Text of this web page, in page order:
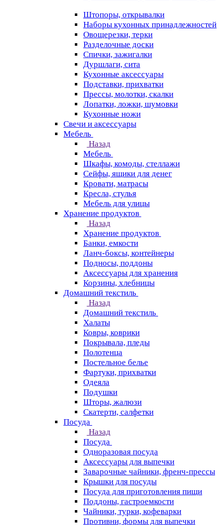
Штопоры, открывалки
Наборы кухонных принадлежностей
Овощерезки, терки
Разделочные доски
Спички, зажигалки
Дуршлаги, сита
Кухонные аксессуары
Подставки, прихватки
Прессы, молотки, скалки
Лопатки, ложки, шумовки
Кухонные ножи
Свечи и аксессуары
Мебель
Назад
Мебель
Шкафы, комоды, стеллажи
Сейфы, ящики для денег
Кровати, матрасы
Кресла, стулья
Мебель для улицы
Хранение продуктов
Назад
Хранение продуктов
Банки, емкости
Ланч-боксы, контейнеры
Подносы, поддоны
Аксессуары для хранения
Корзины, хлебницы
Домашний текстиль
Назад
Домашний текстиль
Халаты
Ковры, коврики
Покрывала, пледы
Полотенца
Постельное белье
Фартуки, прихватки
Одеяла
Подушки
Шторы, жалюзи
Скатерти, салфетки
Посуда
Назад
Посуда
Одноразовая посуда
Аксессуары для выпечки
Заварочные чайники, френч-прессы
Крышки для посуды
Посуда для приготовления пищи
Поддоны, гастроемкости
Чайники, турки, кофеварки
Противни, формы для выпечки